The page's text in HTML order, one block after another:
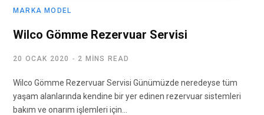
MARKA MODEL
Wilco Gömme Rezervuar Servisi
20 OCAK 2020 2 MINS READ
Wilco Gömme Rezervuar Servisi Günümüzde neredeyse tüm
yaşam alanlarında kendine bir yer edinen rezervuar sistemleri
bakım ve onarım işlemleri için…